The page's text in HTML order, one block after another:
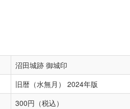
沼田城跡 御城印
旧暦（水無月） 2024年版
300円（税込）